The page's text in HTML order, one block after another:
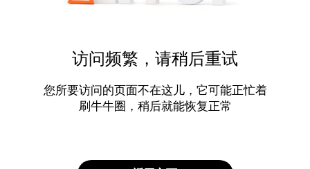
访问频繁，请稍后重试
您所要访问的页面不在这儿，它可能正忙着
刷牛牛圈，稍后就能恢复正常